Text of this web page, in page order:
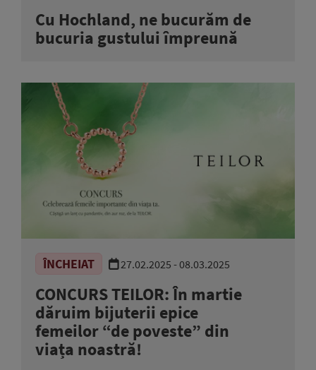
Cu Hochland, ne bucurăm de
bucuria gustului împreună
ÎNCHEIAT 27.02.2025 - 08.03.2025
CONCURS TEILOR: În martie
dăruim bijuterii epice
femeilor “de poveste” din
viața noastră!